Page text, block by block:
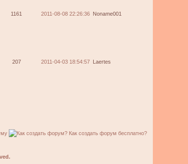
1161 2011-08-08 22:26:36 Noname001
207 2011-04-03 18:54:57 Laertes